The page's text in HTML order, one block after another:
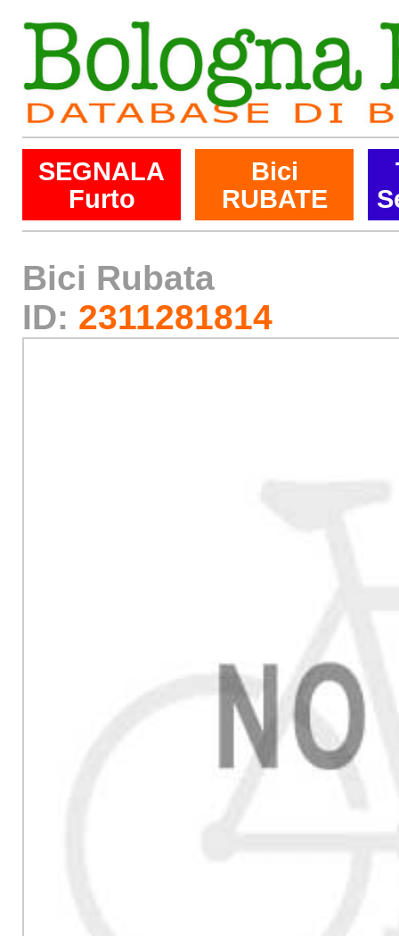
SEGNALA
Furto
Bici
RUBATE
Bici Rubata
ID: 2311281814